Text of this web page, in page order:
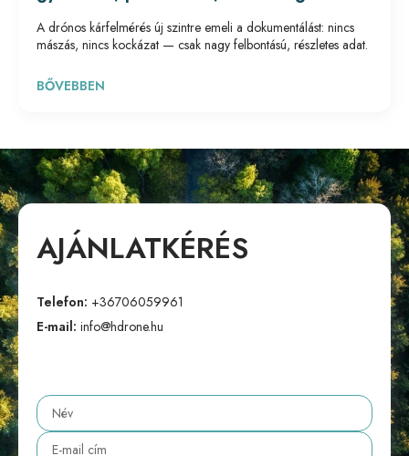
A drónos kárfelmérés új szintre emeli a dokumentálást: nincs
mászás, nincs kockázat — csak nagy felbontású, részletes adat.
BŐVEBBEN
AJÁNLATKÉRÉS
Telefon: +36706059961
E-mail: info@hdrone.hu